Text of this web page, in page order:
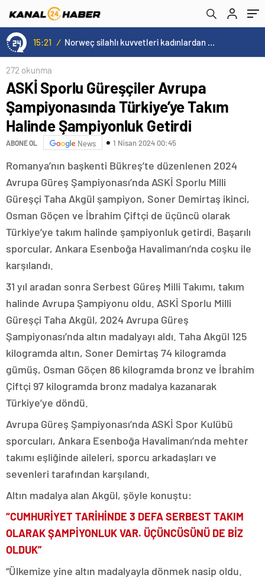
15:20 / Cristiano Ronaldo’nun akıllara zarar tüm kariyerinin istatistiğini çıkardık !
Şampiyonluk Getirdi
272 okunma
ASKİ Sporlu Güreşçiler Avrupa
Şampiyonasında Türkiye’ye Takım
Halinde Şampiyonluk Getirdi
ABONE OL News 1 Nisan 2024 00:45
Romanya’nın başkenti Bükreş’te düzenlenen 2024
Avrupa Güreş Şampiyonası’nda ASKİ Sporlu Milli
Güreşçi Taha Akgül şampiyon, Soner Demirtaş ikinci,
Osman Göçen ve İbrahim Çiftçi de üçüncü olarak
Türkiye’ye takım halinde şampiyonluk getirdi. Başarılı
sporcular, Ankara Esenboğa Havalimanı’nda coşku ile
karşılandı.
31 yıl aradan sonra Serbest Güreş Milli Takımı, takım
halinde Avrupa Şampiyonu oldu. ASKİ Sporlu Milli
Güreşçi Taha Akgül, 2024 Avrupa Güreş
Şampiyonası’nda altın madalyayı aldı. Taha Akgül 125
kilogramda altın, Soner Demirtaş 74 kilogramda
gümüş, Osman Göçen 86 kilogramda bronz ve İbrahim
Çiftçi 97 kilogramda bronz madalya kazanarak
Türkiye’ye döndü.
Avrupa Güreş Şampiyonası’nda ASKİ Spor Kulübü
sporcuları, Ankara Esenboğa Havalimanı’nda mehter
takımı eşliğinde aileleri, sporcu arkadaşları ve
sevenleri tarafından karşılandı.
Altın madalya alan Akgül, şöyle konuştu:
“CUMHURİYET TARİHİNDE 3 DEFA SERBEST TAKIM
OLARAK ŞAMPİYONLUK VAR. ÜÇÜNCÜSÜNÜ DE BİZ
OLDUK”
“Ülkemize yine altın madalyayla dönmek nasip oldu.